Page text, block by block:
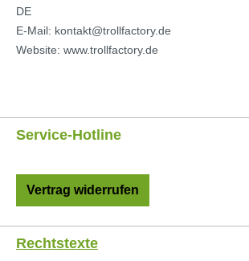
DE
E-Mail: kontakt@trollfactory.de
Website: www.trollfactory.de
Service-Hotline
Vertrag widerrufen
Rechtstexte